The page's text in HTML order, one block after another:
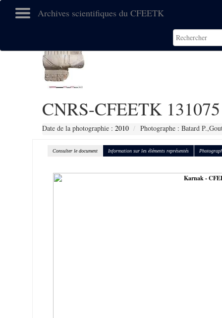
Archives scientifiques du CFEETK
CNRS-CFEETK 131075
Date de la photographie : 2010 Photographe : Batard
Consulter le document Information sur les éléments représentés